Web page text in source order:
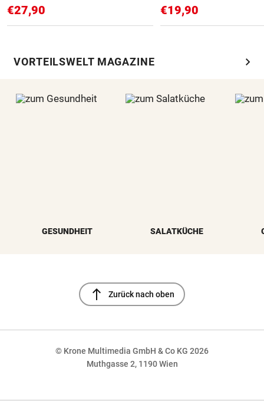
€27,90 €19,90
VORTEILSWELT MAGAZINE chevron_right
GESUNDHEIT SALATKÜCHE
north Zurück nach oben
© Krone Multimedia GmbH & Co KG 2026
Muthgasse 2, 1190 Wien